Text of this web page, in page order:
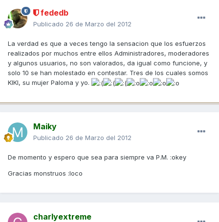
fededb
Publicado 26 de Marzo del 2012
La verdad es que a veces tengo la sensacion que los esfuerzos
realizados por muchos entre ellos Administradores, moderadores
y algunos usuarios, no son valorados, da igual como funcione, y
solo 10 se han molestado en contestar. Tres de los cuales somos
KIKI, su mujer Paloma y yo.
Maiky
Publicado 26 de Marzo del 2012
De momento y espero que sea para siempre va P.M. :okey
Gracias monstruos :loco
charlyextreme